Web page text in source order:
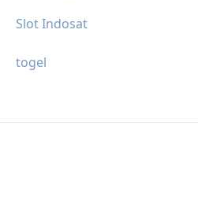
Slot Indosat
togel